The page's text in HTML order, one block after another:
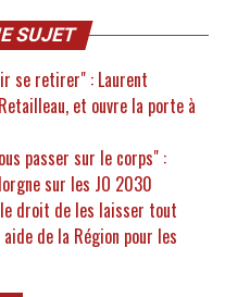
SUJET
se retirer" : Laurent
et ouvre la porte à
passer sur le corps" :
sur les JO 2030
le droit de les laisser tout
de la Région pour les